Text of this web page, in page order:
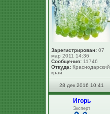
Зарегистрирован: 07
мар 2011 14:36
Сообщения: 11746
Откуда: Краснодарский
край
28 дек 2016 10:41
Игорь
Эксперт